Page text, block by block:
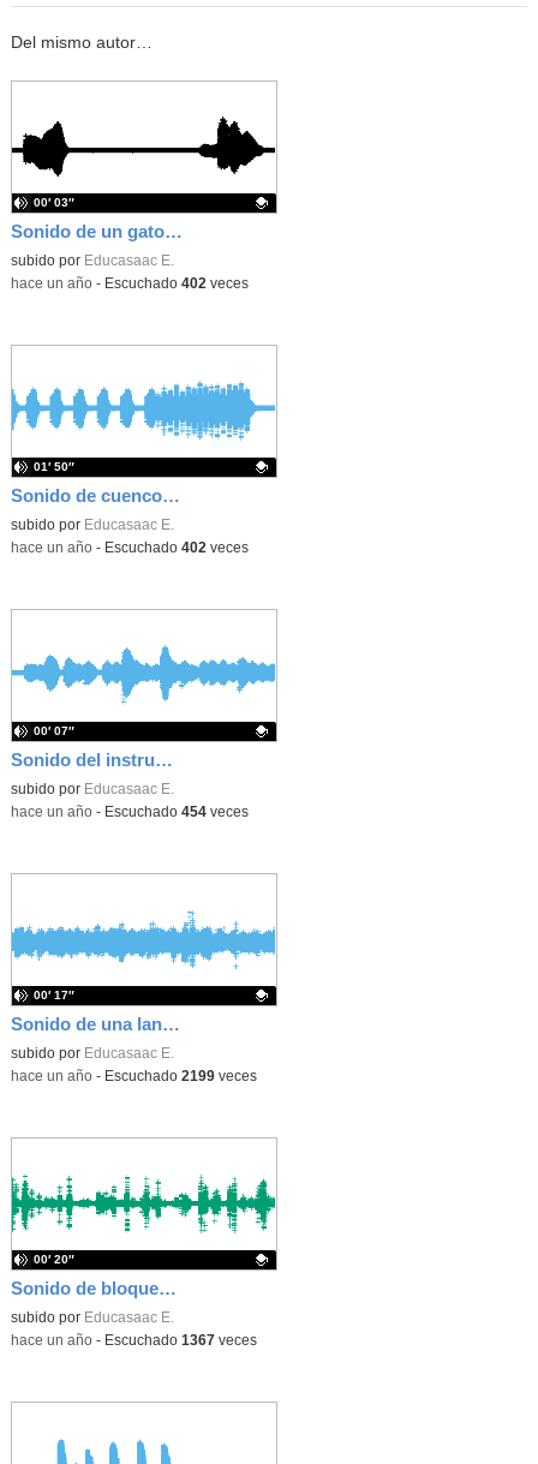
Del mismo autor…
Sonido de un gato maullando.
Contenido educativo.
subido por Educasaac E.
00′ 03″
-hace un año- Escuchado 402veces
Sonido de cuencos tibetanos
Contenido educativo.
subido por Educasaac E.
01′ 50″
-hace un año- Escuchado 402veces
Sonido del instrumento "marimba"
Contenido educativo.
subido por Educasaac E.
00′ 07″
-hace un año- Escuchado 454veces
Sonido de una lancha hinchable sobre el agua.
Contenido educativo.
subido por Educasaac E.
00′ 17″
-hace un año- Escuchado 2199veces
Sonido de bloques de madera
Contenido educativo.
subido por Educasaac E.
00′ 20″
-hace un año- Escuchado 1367 veces